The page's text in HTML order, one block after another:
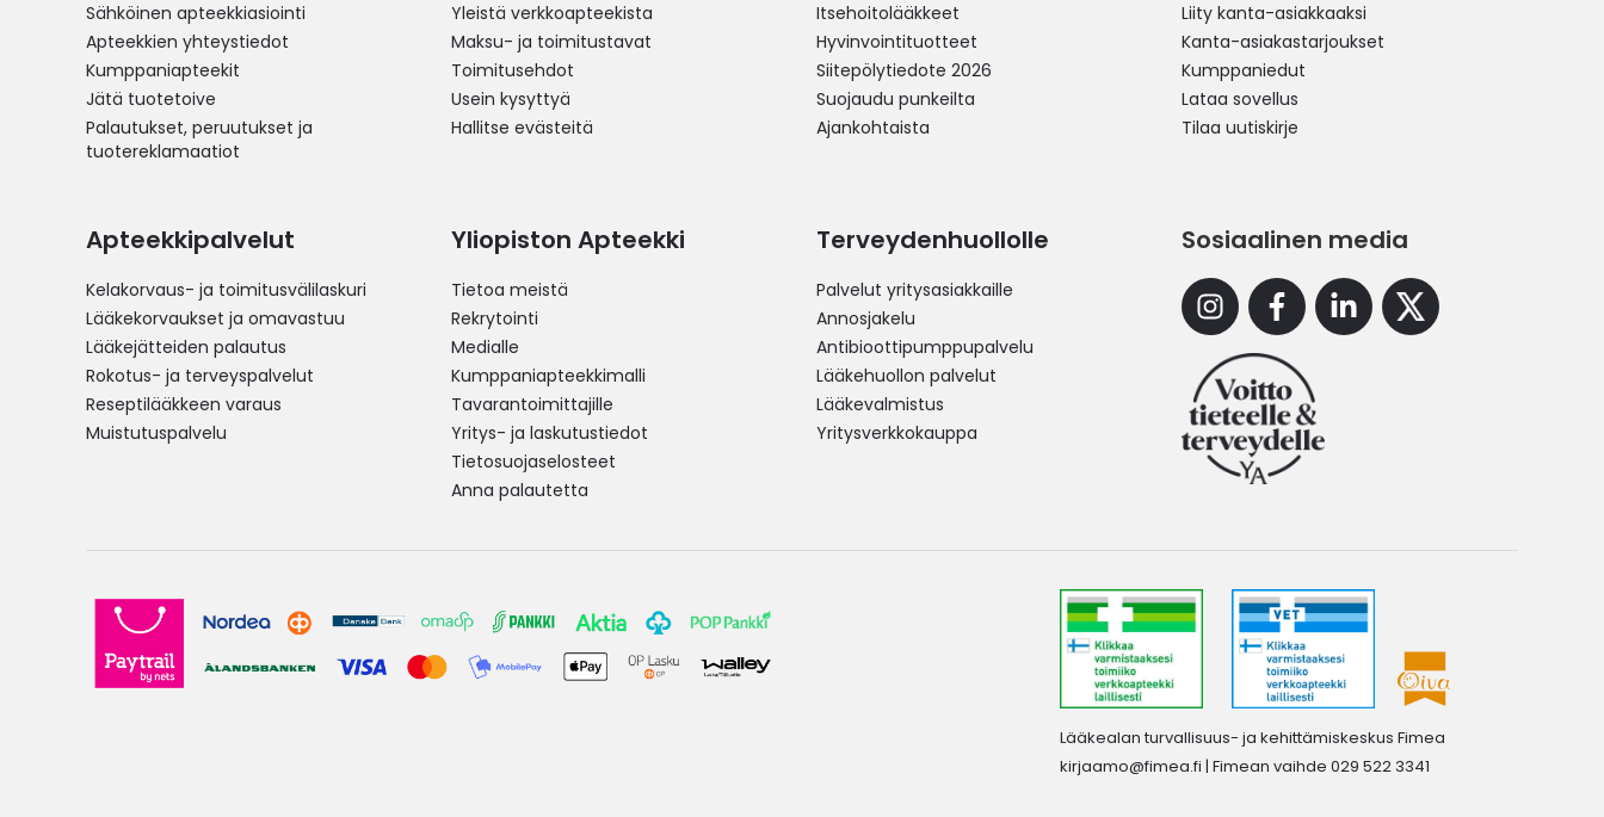
Sähköinen apteekkiasiointi
Apteekkien yhteystiedot
Kumppaniapteekit
Jätä tuotetoive
Palautukset, peruutukset ja
tuotereklamaatiot
Yleistä verkkoapteekista
Maksu- ja toimitustavat
Toimitusehdot
Usein kysyttyä
Hallitse evästeitä
Itsehoitolääkkeet
Hyvinvointituotteet
Siitepölytiedote 2026
Suojaudu punkeilta
Ajankohtaista
Liity kanta-asiakkaaksi
Kanta-asiakastarjoukset
Kumppaniedut
Lataa sovellus
Tilaa uutiskirje
Apteekkipalvelut
Kelakorvaus- ja toimitusvälilaskuri
Lääkekorvaukset ja omavastuu
Lääkejätteiden palautus
Rokotus- ja terveyspalvelut
Reseptilääkkeen varaus
Muistutuspalvelu
Yliopiston Apteekki
Tietoa meistä
Rekrytointi
Medialle
Kumppaniapteekkimalli
Tavarantoimittajille
Yritys- ja laskutustiedot
Tietosuojaselosteet
Anna palautetta
Terveydenhuollolle
Palvelut yritysasiakkaille
Annosjakelu
Antibioottipumppupalvelu
Lääkehuollon palvelut
Lääkevalmistus
Yritysverkkokauppa
Sosiaalinen media
InstagramFacebookLinkedinX
Lääkealan turvallisuus- ja kehittämiskeskus Fimea
kirjaamo@fimea.fi | Fimean vaihde 029 522 3341